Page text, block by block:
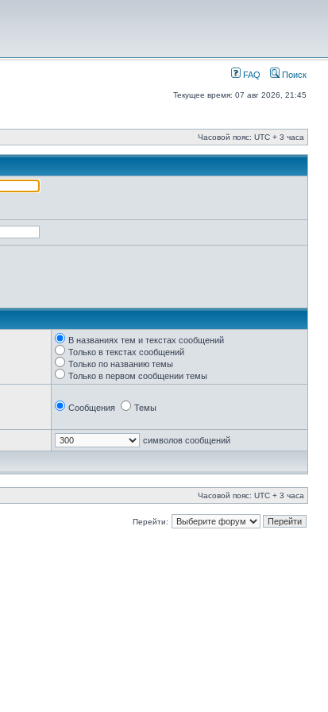
FAQ Поиск
Текущее время: 07 авг 2026, 21:45
Часовой пояс: UTC + 3 часа
В названиях тем и текстах сообщений
Только в текстах сообщений
Только по названию темы
Только в первом сообщении темы
Сообщения Темы
символов сообщений
Часовой пояс: UTC + 3 часа
Перейти: